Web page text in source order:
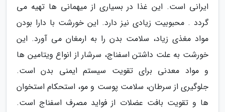
ایرانی است. این غذا در بسیاری از میهمانی ها تهیه می
گردد . محبوبیت زیادی نیز دارد. این خورشت با دارا بودن
مواد مغذی زیاد، سلامت بدن را به ارمغان می آورد. این
خورشت به علت داشتن اسفناج، سرشار از انواع ویتامین ها
و مواد معدنی برای تقویت سیستم ایمنی بدن است.
جلوگیری از سرطان، سلامت پوست و مو، استحکام استخوان
ها و تقویت بافت عضلات از فواید مصرف اسفناج است.